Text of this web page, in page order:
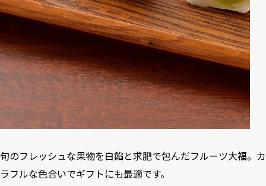
旬のフレッシュな果物を白餡と求肥で包んだフルーツ大福。カ
ラフルな色合いでギフトにも最適です。